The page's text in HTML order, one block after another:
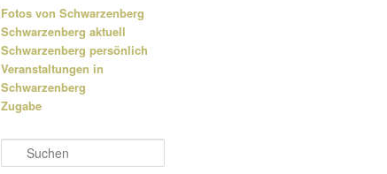
Fotos von Schwarzenberg
Schwarzenberg aktuell
Schwarzenberg persönlich
Veranstaltungen in
Schwarzenberg
Zugabe
u